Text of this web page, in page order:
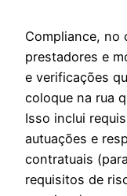
Compliance, no
prestadores e
e verificações
coloque na rua
Isso inclui
autuações e
contratuais
requisitos de